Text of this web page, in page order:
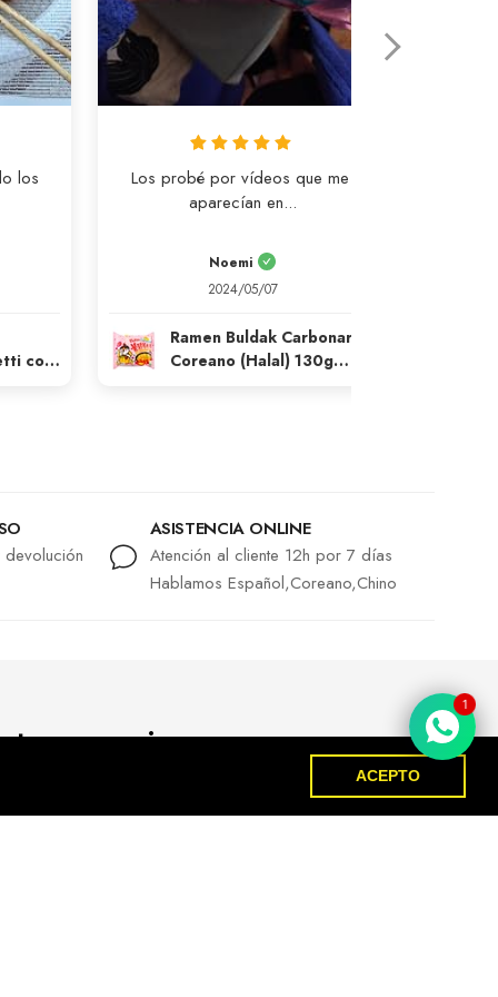
ACEPTO
los
con
Los probé por vídeos que me
aparecían en...
Noemi
2024/05/07
Ramen Buldak Carbonara
Coreano (Halal) 130g
ASISTENCIA ONLINE
Atención al cliente 12h por 7 días
Hablamos Español,Coreano,Chino
y consigue cupones y
1